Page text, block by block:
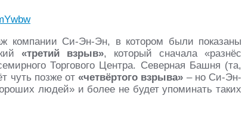
компании Си-Эн-Эн, в котором были показаны
«третий взрыв», который сначала «разнёс
Торгового Центра. Северная Башня (та,
чуть позже от«четвёртого взрыва» – но Си-Эн-
людей» и более не будет упоминать таких